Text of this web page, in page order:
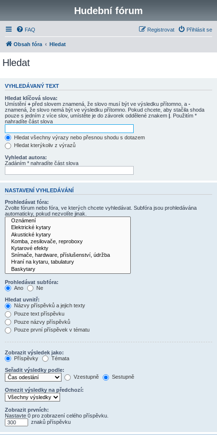
Hudební fórum
FAQ Přihlásit se
Registrovat
Obsah fóra Hledat
Hledat
VYHLEDÁVANÝ TEXT
Hledat klíčová slova:
Umístění + před slovem znamená, že slovo musí být ve výsledku přítomno, a -
znamená, že slovo nemá být ve výsledku přítomno. Pokud chcete, aby stačila shoda
pouze s jedním z více slov, umístěte je do závorek oddělené znakem | . Použitím *
nahradíte část slova
Hledat všechny výrazy nebo přesnou shodu s dotazem
Hledat kterýkoliv z výrazů
Vyhledat autora:
Zadáním * nahradíte část slova
NASTAVENÍ VYHLEDÁVÁNÍ
Prohledávat fóra:
Zvolte fórum nebo fóra, ve kterých chcete vyhledávat. Subfóra jsou prohledávána
automaticky, pokud nezvolíte jinak.
Prohledávat subfóra:
Ano
Ne
Hledat uvnitř:
Názvy příspěvků a jejich texty
Pouze text příspěvku
Pouze názvy příspěvků
Pouze první příspěvek v tématu
Zobrazit výsledek jako:
Příspěvky
Témata
Seřadit výsledky podle:
Vzestupně
Sestupně
Omezit výsledky na předchozí:
Zobrazit prvních:
Nastavte 0 pro zobrazení celého příspěvku.
znaků příspěvku